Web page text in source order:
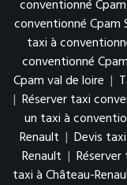
conventionné
conventionné Cpam
taxi à
conventionné
Cpam val de loire |
| Réserver taxi
un taxi à
Renault | Devis
Renault |
taxi à Château-